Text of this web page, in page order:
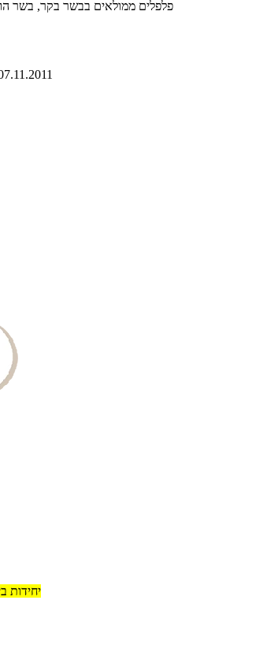
פלפלים ממולאים בבשר בקר, בשר הודו ובורגול, 189 קלוריות למנה,
יחידות